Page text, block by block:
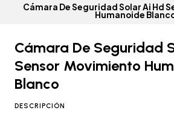
Cámara De Seguridad Solar Ai Hd
Humanoide
Cámara De Seguridad
Sensor Movimiento
Blanco
DESCRIPCIÓN